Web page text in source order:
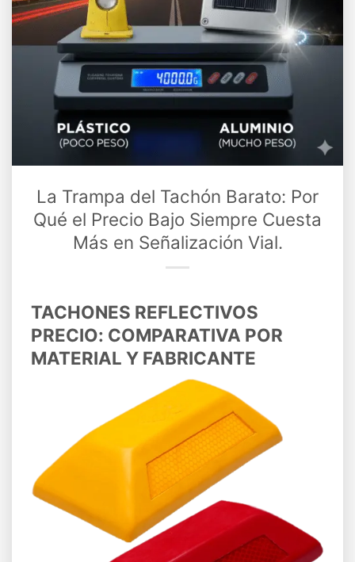
La Trampa del Tachón Barato: Por
Qué el Precio Bajo Siempre Cuesta
Más en Señalización Vial.
TACHONES REFLECTIVOS
PRECIO: COMPARATIVA POR
MATERIAL Y FABRICANTE